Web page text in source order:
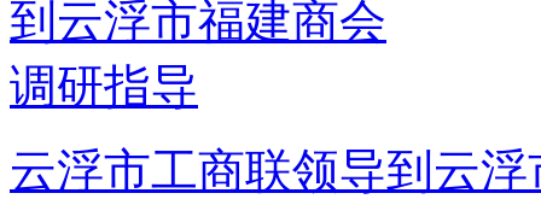
云浮市工商联领导到云